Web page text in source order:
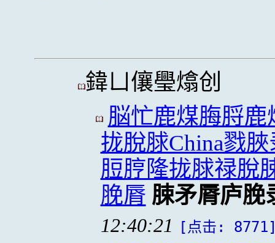
鍏ㄩ儴璺熻创
脳忙鹿煤脢脟
拢脫脙China戮
脰脝隆拢脙禄脫
脕脣 脨矛脣庐脕
12:40:21 [点击: